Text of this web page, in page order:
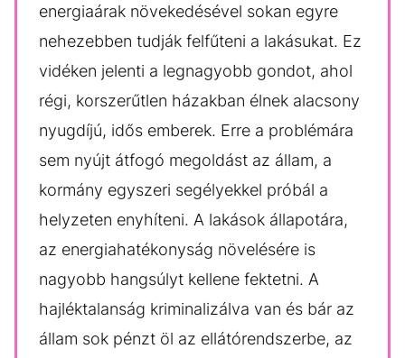
energiaárak növekedésével sokan egyre
nehezebben tudják felfűteni a lakásukat. Ez
vidéken jelenti a legnagyobb gondot, ahol
régi, korszerűtlen házakban élnek alacsony
nyugdíjú, idős emberek. Erre a problémára
sem nyújt átfogó megoldást az állam, a
kormány egyszeri segélyekkel próbál a
helyzeten enyhíteni. A lakások állapotára,
az energiahatékonyság növelésére is
nagyobb hangsúlyt kellene fektetni. A
hajléktalanság kriminalizálva van és bár az
állam sok pénzt öl az ellátórendszerbe, az